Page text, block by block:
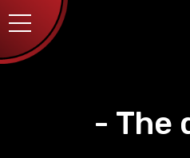
The dynasty -